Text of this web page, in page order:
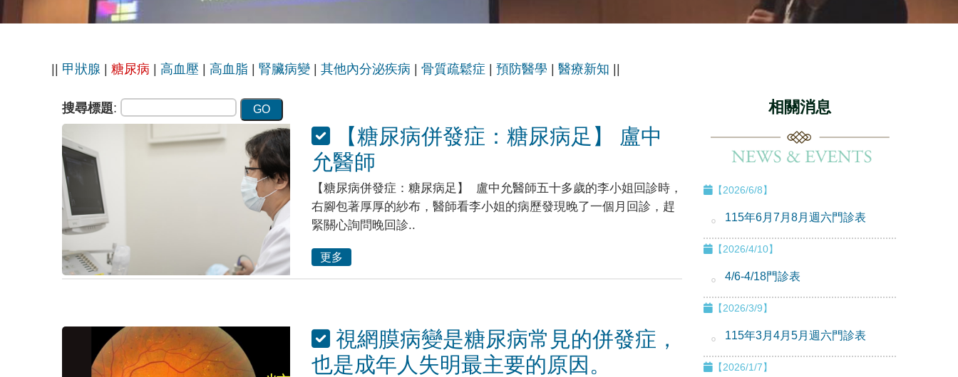
甲狀腺 糖尿病 高血壓 高血脂 腎臟病變 其他內分泌疾病 骨質疏鬆症 預防醫學 醫療新知
搜尋標題:
【糖尿病併發症：糖尿病足】 盧中
允醫師
【糖尿病併發症：糖尿病足】 盧中允醫師五十多歲的李小姐回診時，
右腳包著厚厚的紗布，醫師看李小姐的病歷發現晚了一個月回診，趕
緊關心詢問晚回診..
更多
視網膜病變是糖尿病常見的併發症，
也是成年人失明最主要的原因。
相關消息
【2026/6/8】
115年6月7月8月週六門診表
【2026/4/10】
4/6-4/18門診表
【2026/3/9】
115年3月4月5月週六門診表
【2026/1/7】